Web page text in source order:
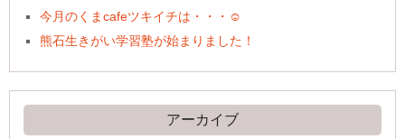
今月のくまcafeツキイチは・・・☺
熊石生きがい学習塾が始まりました！
アーカイブ